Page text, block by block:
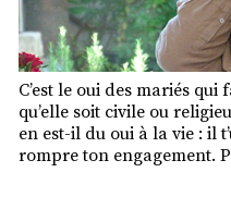
C’est le oui des mariés qui
qu’elle soit civile ou
en est-il du oui à la vie : il
rompre ton engagement.